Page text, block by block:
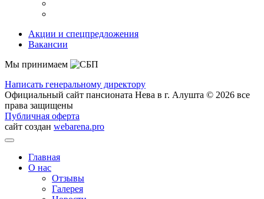
Акции и спецпредложения
Вакансии
Мы принимаем
Написать генеральному директору
Официальный сайт пансионата Нева в г. Алушта © 2026 все
права защищены
Публичная оферта
сайт создан webarena.pro
Главная
О нас
Отзывы
Галерея